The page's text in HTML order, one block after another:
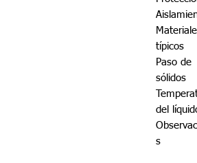
típicos
Paso de
sólidos
del
s